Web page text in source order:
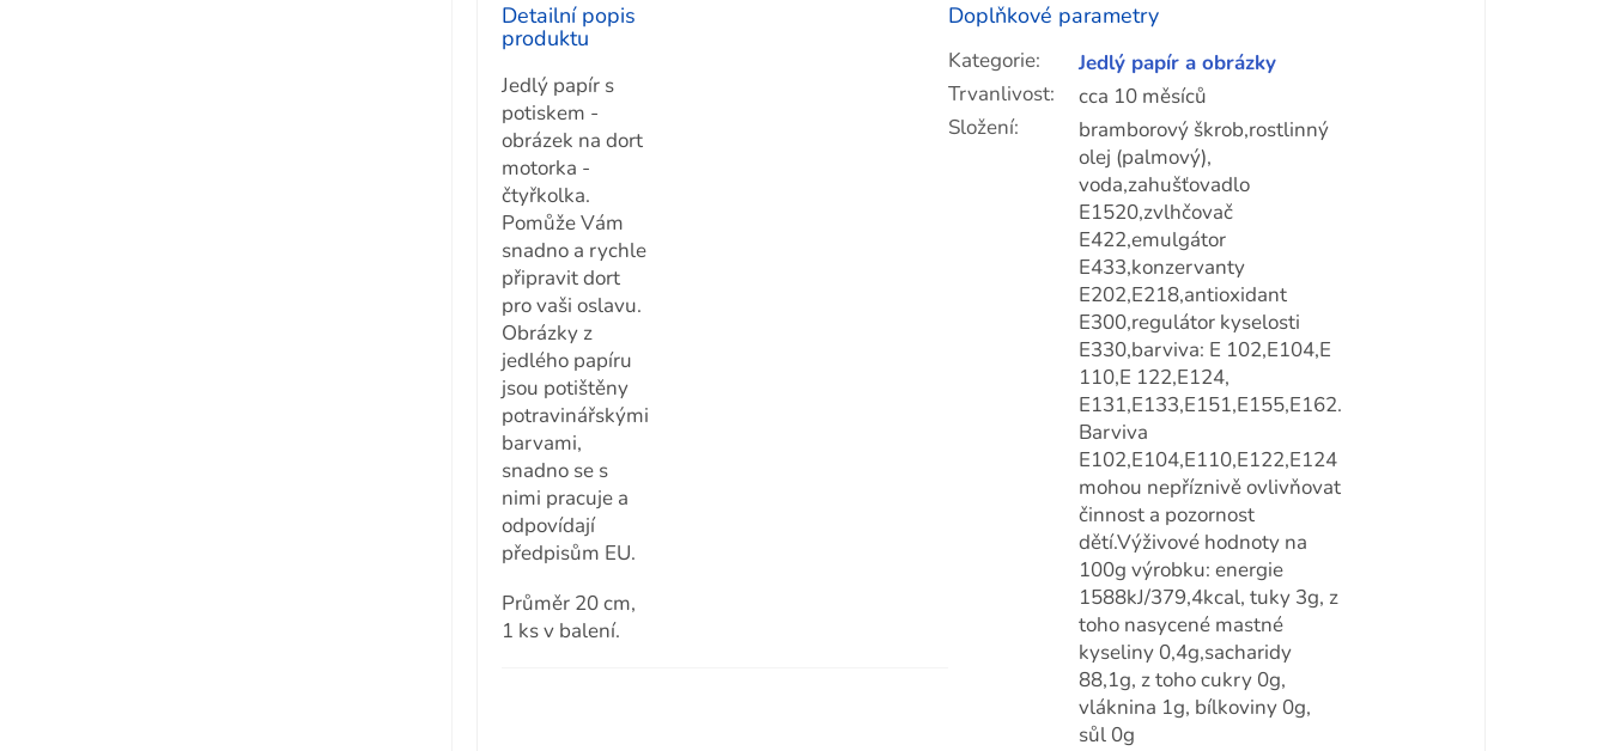
Detailní popis
produktu
Jedlý papír s
potiskem -
obrázek na dort
motorka -
čtyřkolka.
Pomůže Vám
snadno a rychle
připravit dort
pro vaši oslavu.
Obrázky z
jedlého papíru
jsou potištěny
potravinářskými
barvami,
snadno se s
nimi pracuje a
odpovídají
předpisům EU.
Průměr 20 cm,
1 ks v balení.
Doplňkové parametry
Kategorie:
Jedlý papír a obrázky
Trvanlivost:
cca 10 měsíců
Složení:
bramborový škrob,rostlinný
olej (palmový),
voda,zahušťovadlo
E1520,zvlhčovač
E422,emulgátor
E433,konzervanty
E202,E218,antioxidant
E300,regulátor kyselosti
E330,barviva: E 102,E104,E
110,E 122,E124,
E131,E133,E151,E155,E162.
Barviva
E102,E104,E110,E122,E124
mohou nepříznivě ovlivňovat
činnost a pozornost
dětí.Výživové hodnoty na
100g výrobku: energie
1588kJ/379,4kcal, tuky 3g, z
toho nasycené mastné
kyseliny 0,4g,sacharidy
88,1g, z toho cukry 0g,
vláknina 1g, bílkoviny 0g,
sůl 0g